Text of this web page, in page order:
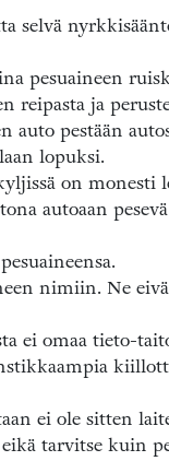
selvä
pesuaineen
reipasta ja
auto pestään
lopuksi.
on monesti
autoaan
nimiin. Ne
ei omaa tieto-
ei ole sitten
tarvitse kuin